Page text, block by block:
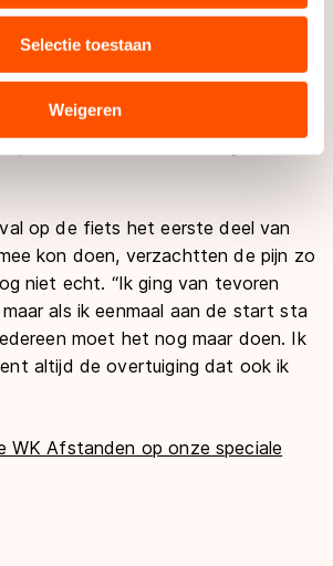
gegevens die u aan hen heeft
verzameld via hun services.
kunnen gegevens doorgeven aan
zoals de VS, waar mogelijk geen
geldt volgens de GDPR.
te klikken, stemt u in met deze
Selectie toestaan
Weigeren
de klap van het verliezen hard. “Ik
zo dichtbij komt dan doet dat pijn.
na de race dat ik in de derde ronde
En nu baal ik alleen nog maar
op de fiets het eerste deel van
kon doen, verzachtten de pijn zo
niet echt. “Ik ging van tevoren
als ik eenmaal aan de start sta
moet het nog maar doen. Ik
altijd de overtuiging dat ook ik
WK Afstanden op onze speciale